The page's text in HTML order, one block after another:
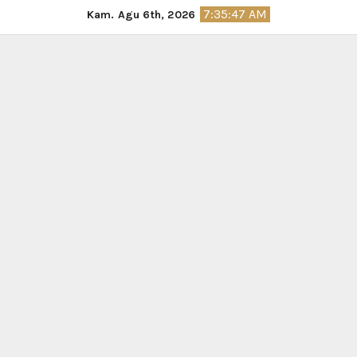
to
Kam. Agu 6th, 2026 7:35:48 AM